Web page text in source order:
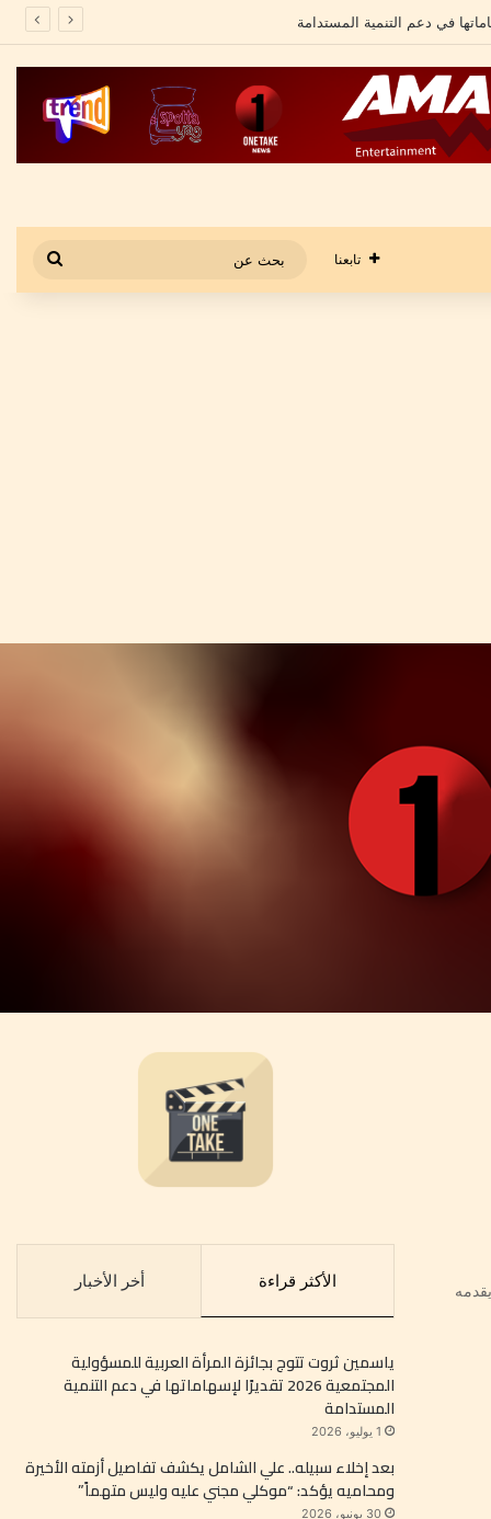
تابعنا
عن
الأكثر قراءة أخر الأخبار
ياسمين ثروت تتوج بجائزة المرأة العربية للمسؤولية
المجتمعية 2026 تقديرًا لإسهاماتها في دعم التنمية
المستدامة
1 يوليو، 2026
بعد إخلاء سبيله.. علي الشامل يكشف تفاصيل أزمته الأخيرة
ومحاميه يؤكد: “موكلي مجني عليه وليس متهماً”
30 يونيو، 2026